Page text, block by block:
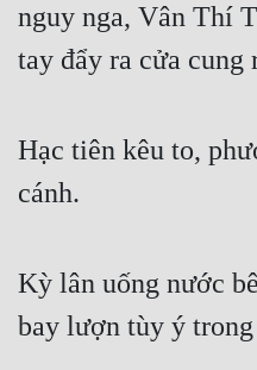
nguy nga, Vân Thí
tay đẩy ra cửa cung
Hạc tiên kêu to,
cánh.
Kỳ lân uống nước
bay lượn tùy ý trong